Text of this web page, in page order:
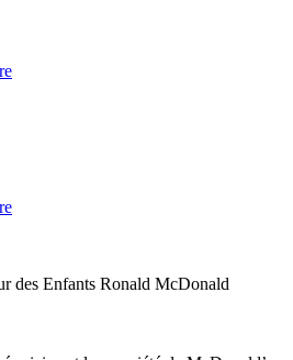
des Enfants Ronald McDonald